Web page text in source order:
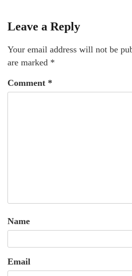
Leave a Reply
Your email address will not be
are marked *
Comment *
Name
Email